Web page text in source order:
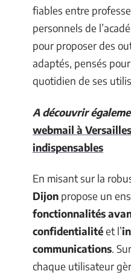
fiables entre
personnels de
pour proposer des
adaptés, pensés
quotidien de ses
A découvrir
webmail à
indispensables
En misant sur la
Dijon propose un
fonctionnalités
confidentialitéet l’
communications.
chaque utilisateur